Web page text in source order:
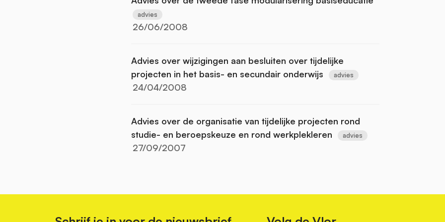
advies
26/06/2008
Advies over wijzigingen aan besluiten over tijdelijke
projecten in het basis- en secundair onderwijs
advies
24/04/2008
Advies over de organisatie van tijdelijke projecten rond
studie- en beroepskeuze en rond werkplekleren
advies
27/09/2007